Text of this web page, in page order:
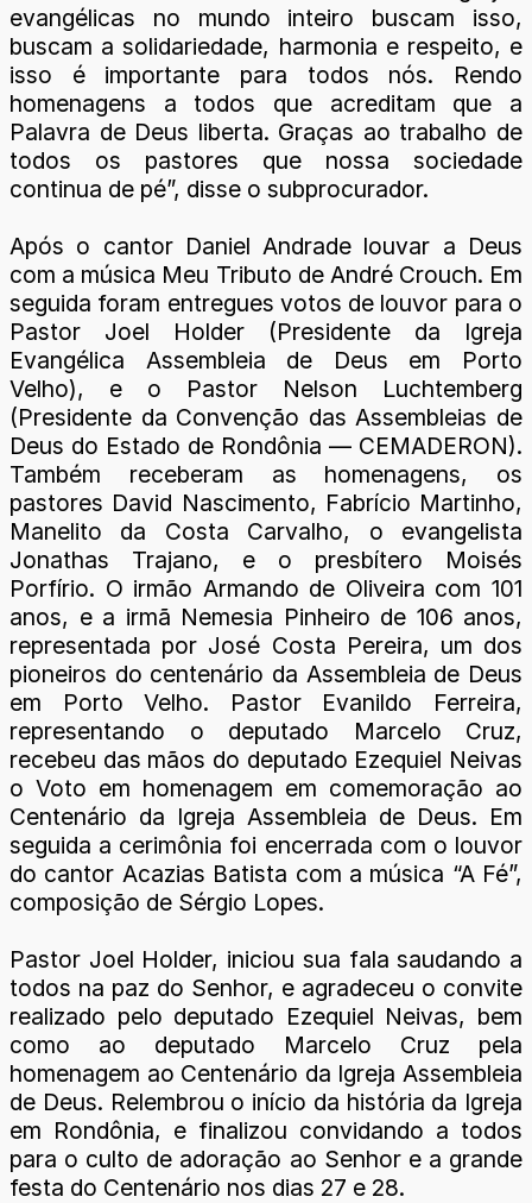
evangélicas no mundo inteiro buscam isso,
buscam a solidariedade, harmonia e respeito, e
isso é importante para todos nós. Rendo
homenagens a todos que acreditam que a
Palavra de Deus liberta. Graças ao trabalho de
todos os pastores que nossa sociedade
continua de pé”, disse o subprocurador.
Após o cantor Daniel Andrade louvar a Deus
com a música Meu Tributo de André Crouch. Em
seguida foram entregues votos de louvor para o
Pastor Joel Holder (Presidente da Igreja
Evangélica Assembleia de Deus em Porto
Velho), e o Pastor Nelson Luchtemberg
(Presidente da Convenção das Assembleias de
Deus do Estado de Rondônia — CEMADERON).
Também receberam as homenagens, os
pastores David Nascimento, Fabrício Martinho,
Manelito da Costa Carvalho, o evangelista
Jonathas Trajano, e o presbítero Moisés
Porfírio. O irmão Armando de Oliveira com 101
anos, e a irmã Nemesia Pinheiro de 106 anos,
representada por José Costa Pereira, um dos
pioneiros do centenário da Assembleia de Deus
em Porto Velho. Pastor Evanildo Ferreira,
representando o deputado Marcelo Cruz,
recebeu das mãos do deputado Ezequiel Neivas
o Voto em homenagem em comemoração ao
Centenário da Igreja Assembleia de Deus. Em
seguida a cerimônia foi encerrada com o louvor
do cantor Acazias Batista com a música “A Fé”,
composição de Sérgio Lopes.
Pastor Joel Holder, iniciou sua fala saudando a
todos na paz do Senhor, e agradeceu o convite
realizado pelo deputado Ezequiel Neivas, bem
como ao deputado Marcelo Cruz pela
homenagem ao Centenário da Igreja Assembleia
de Deus. Relembrou o início da história da Igreja
em Rondônia, e finalizou convidando a todos
para o culto de adoração ao Senhor e a grande
festa do Centenário nos dias 27 e 28.